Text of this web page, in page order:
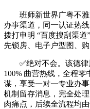
班师新世界广粤不雅
办事渠道，同一认证热
拨打申明 “百度搜刮渠道
先锁房、电子户型图、
✅绝对不会。该德律
100% 曲营热线，全程
谋，享受一对一专业办
机制留存消息，完全处
肉痛点，后续全流程均由